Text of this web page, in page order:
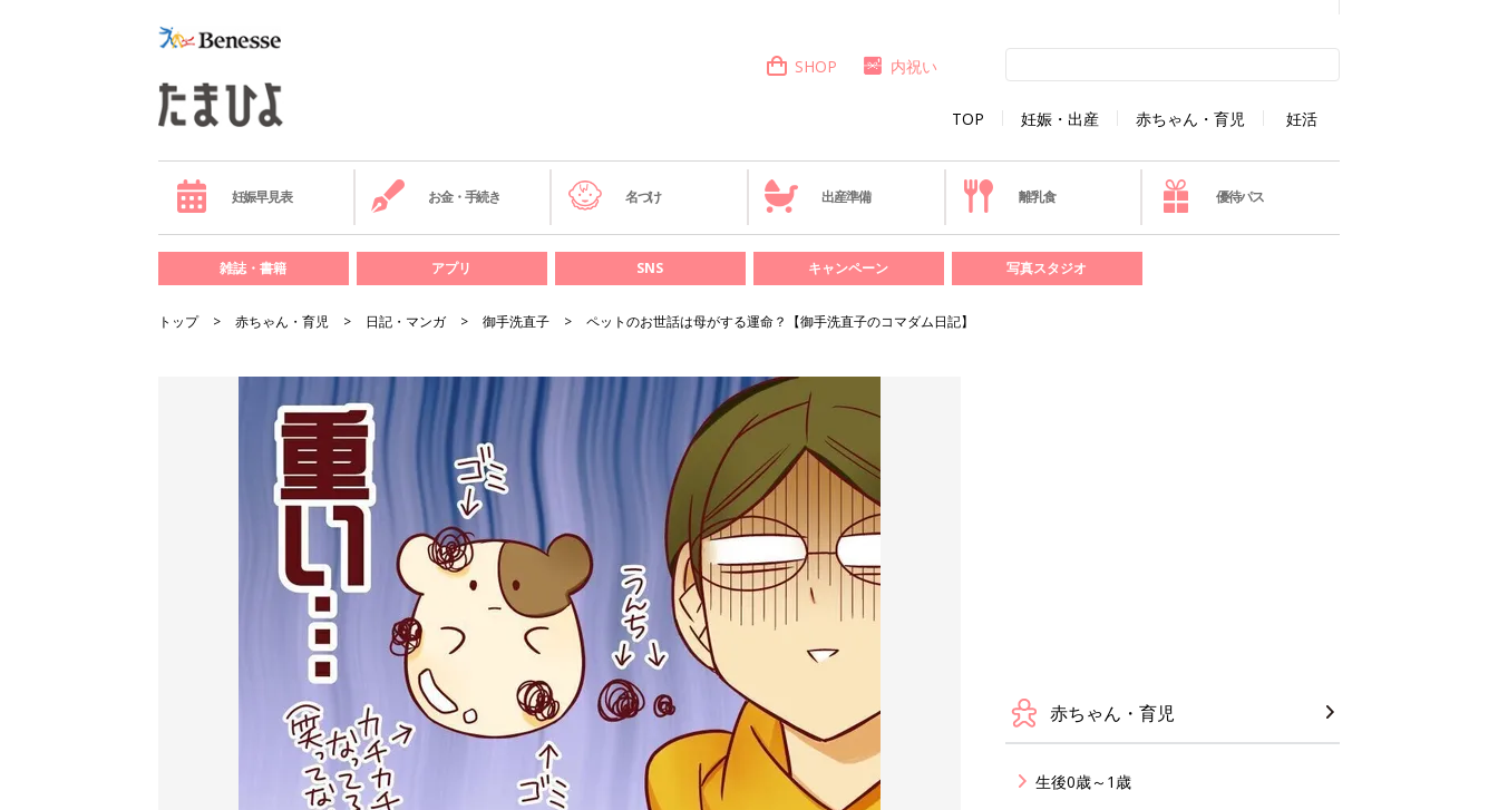
TOP 妊娠・出産 赤ちゃん・育児 妊活
SHOP 内祝い
妊娠早見表 お金・手続き 名づけ 出産準備 離乳食 優待パス
雑誌・書籍 アプリ SNS キャンペーン 写真スタジオ
トップ 赤ちゃん・育児 日記・マンガ 御手洗直子 ペットのお世話は母がする運命？【御手洗直子のコマダム日記】
赤ちゃん・育児
生後0歳～1歳